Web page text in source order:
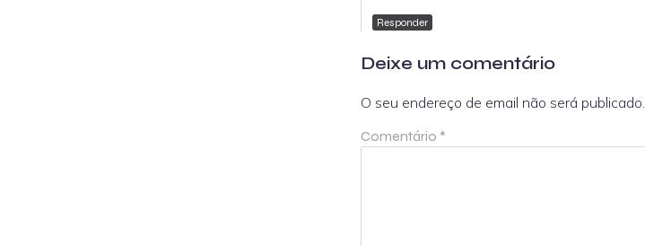
Responder
Deixe um comentário
O seu endereço de email não será publicado.
Comentário *